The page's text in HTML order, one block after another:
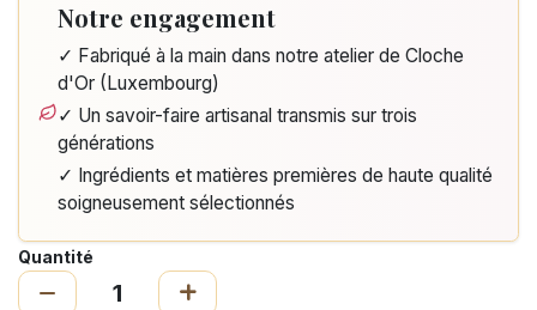
Notre engagement
✓ Fabriqué à la main dans notre atelier de Cloche
d'Or (Luxembourg)
✓ Un savoir-faire artisanal transmis sur trois
générations
✓ Ingrédients et matières premières de haute qualité
soigneusement sélectionnés
Quantité